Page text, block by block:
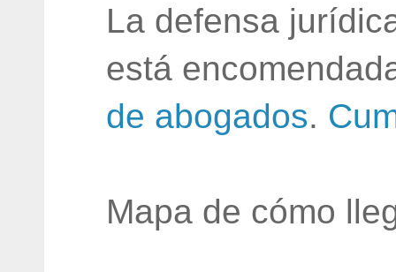
La defensa
está
de abogados.
Mapa de cómo